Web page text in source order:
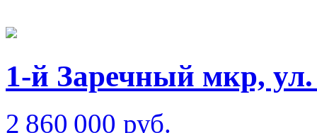
1-й Заречный мкр,
2 860 000 руб.